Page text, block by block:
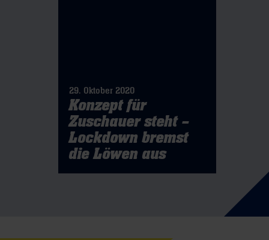
29. Oktober 2020
Konzept für
Zuschauer steht –
Lockdown bremst
die Löwen aus